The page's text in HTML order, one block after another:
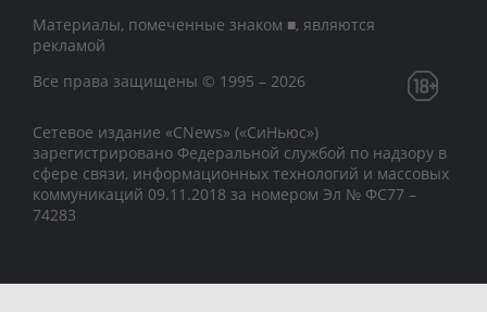
Материалы, помеченные знаком ■, являются
рекламой
Все права защищены © 1995 – 2026
Сетевое издание «CNews» («СиНьюс»)
зарегистрировано Федеральной службой по надзору в
сфере связи, информационных технологий и массовых
коммуникаций 09.11.2018 за номером Эл № ФС77 –
74283